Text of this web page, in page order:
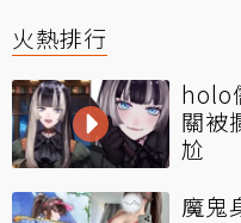
火熱排行
holo
關被
尬
魔鬼